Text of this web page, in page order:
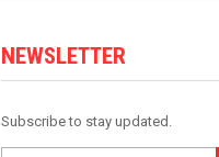
NEWSLETTER
Subscribe to stay updated.